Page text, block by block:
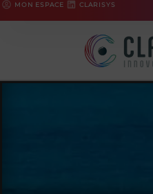
MON ESPACE CLARISYS